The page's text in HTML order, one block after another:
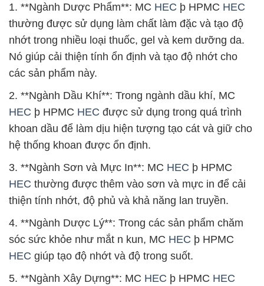
1. **Ngành Dược Phẩm**: MC HEC þ HPMC HEC
thường được sử dụng làm chất làm đặc và tạo độ
nhớt trong nhiều loại thuốc, gel và kem dưỡng da.
Nó giúp cải thiện tính ổn định và tạo độ nhớt cho
các sản phẩm này.
2. **Ngành Dầu Khí**: Trong ngành dầu khí, MC
HEC þ HPMC HEC được sử dụng trong quá trình
khoan dầu để làm dịu hiện tượng tạo cát và giữ cho
hệ thống khoan được ổn định.
3. **Ngành Sơn và Mực In**: MC HEC þ HPMC
HEC thường được thêm vào sơn và mực in để cải
thiện tính nhớt, độ phủ và khả năng lan truyền.
4. **Ngành Dược Lý**: Trong các sản phẩm chăm
sóc sức khỏe như mắt n kun, MC HEC þ HPMC
HEC giúp tạo độ nhớt và độ trong suốt.
5. **Ngành Xây Dựng**: MC HEC þ HPMC HEC